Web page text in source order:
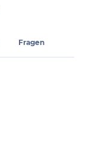
Fragen